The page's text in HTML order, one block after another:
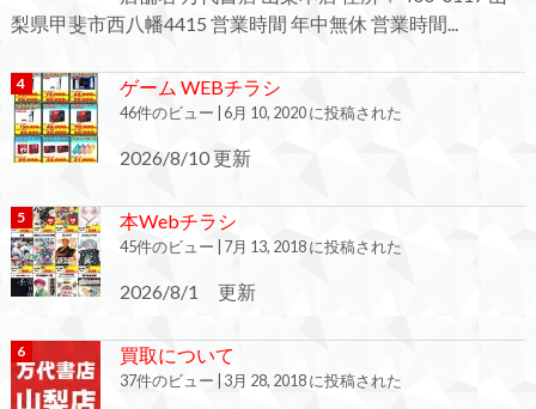
梨県甲斐市西八幡4415 営業時間 年中無休 営業時間...
ゲーム WEBチラシ
46件のビュー 6月 10, 2020 に投稿された
2026/8/10 更新
本Webチラシ
45件のビュー 7月 13, 2018 に投稿された
2026/8/1 更新
買取について
37件のビュー 3月 28, 2018 に投稿された